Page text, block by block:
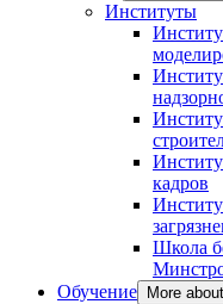
Институты
кадров
Школа
Обучение
More